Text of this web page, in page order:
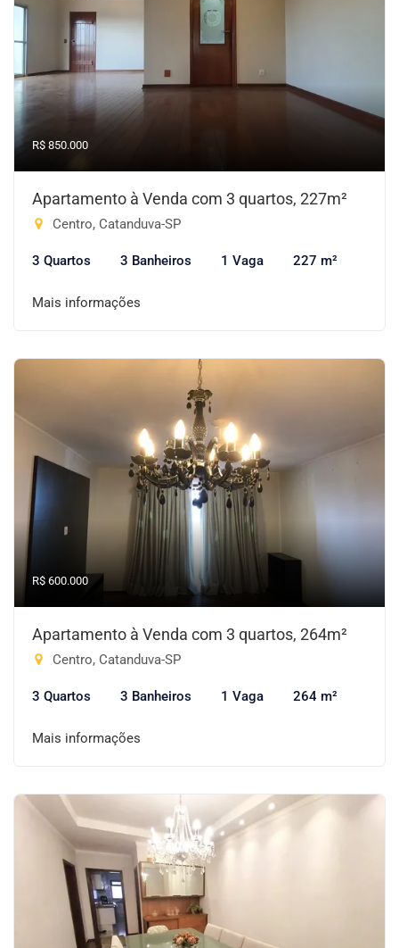
R$ 850.000
Apartamento à Venda com 3 quartos, 227m²
Centro, Catanduva-SP
3 Quartos 3 Banheiros 1 Vaga 227 m²
Mais informações
R$ 600.000
Apartamento à Venda com 3 quartos, 264m²
Centro, Catanduva-SP
3 Quartos 3 Banheiros 1 Vaga 264 m²
Mais informações